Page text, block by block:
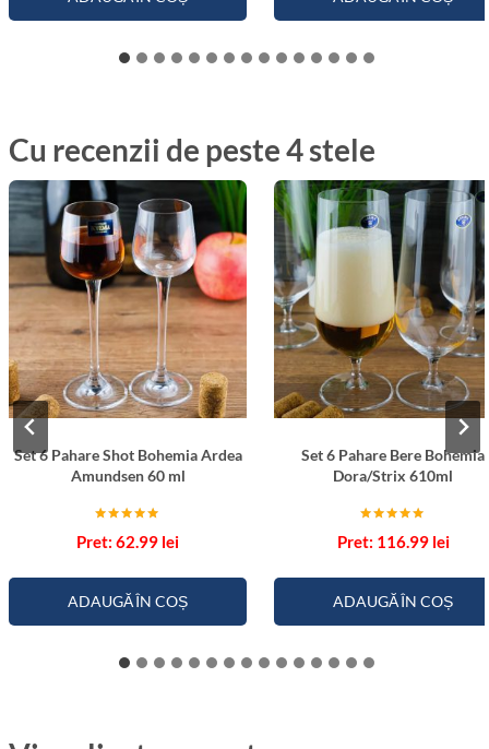
Cu recenzii de peste 4 stele
Set 6 Pahare Shot Bohemia Ardea
Amundsen 60 ml
5.00
62.99 lei
ADAUGĂ ÎN COȘ
Set 6 Pahare Bere Bohemia
Dora/Strix 610ml
5.00
116.99 lei
ADAUGĂ ÎN COȘ